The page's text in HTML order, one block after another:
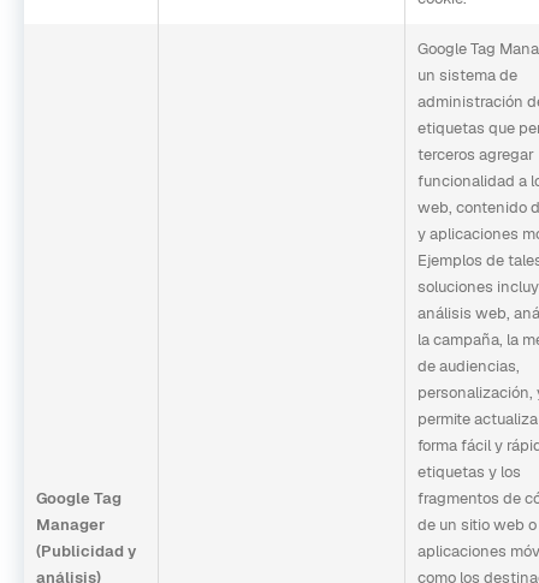
Google Tag
Manager
(Publicidad y
análisis)
Google Tag
un sistema de
administración
etiquetas que
terceros agregar
funcionalidad a
web, contenido
y aplicaciones
Ejemplos de
soluciones
análisis web,
la campaña, la
de audiencias,
personalización,
permite
forma fácil y
etiquetas y los
fragmentos de
de un sitio web
aplicaciones
como los